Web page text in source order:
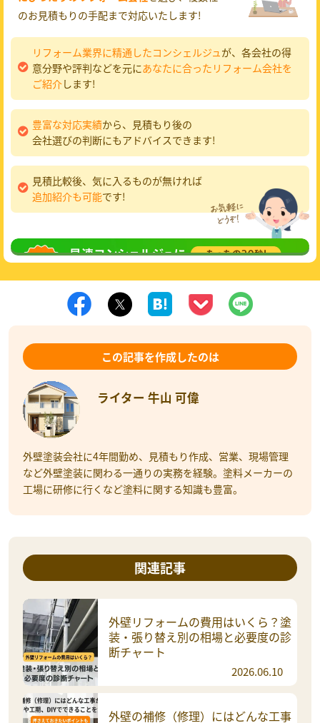
のお見積もりの手配まで対応いたします!
リフォーム業界に精通したコンシェルジュが、各会社の得
意分野や評判などを元にあなたに合ったリフォーム会社を
ご紹介します!
豊富な対応実績から、見積もり後の
会社選びの判断にもアドバイスできます!
見積比較後、気に入るものが無ければ
追加紹介も可能です!
無料相談してみる
この記事を作成したのは
ライター 牛山 可偉
外壁塗装会社に4年間勤め、見積もり作成、営業、現場管理
など外壁塗装に関わる一通りの実務を経験。塗料メーカーの
工場に研修に行くなど塗料に関する知識も豊富。
関連記事
外壁リフォームの費用はいくら？塗
装・張り替え別の相場と必要度の診
断チャート
2026.06.10
外壁の補修（修理）にはどんな工事